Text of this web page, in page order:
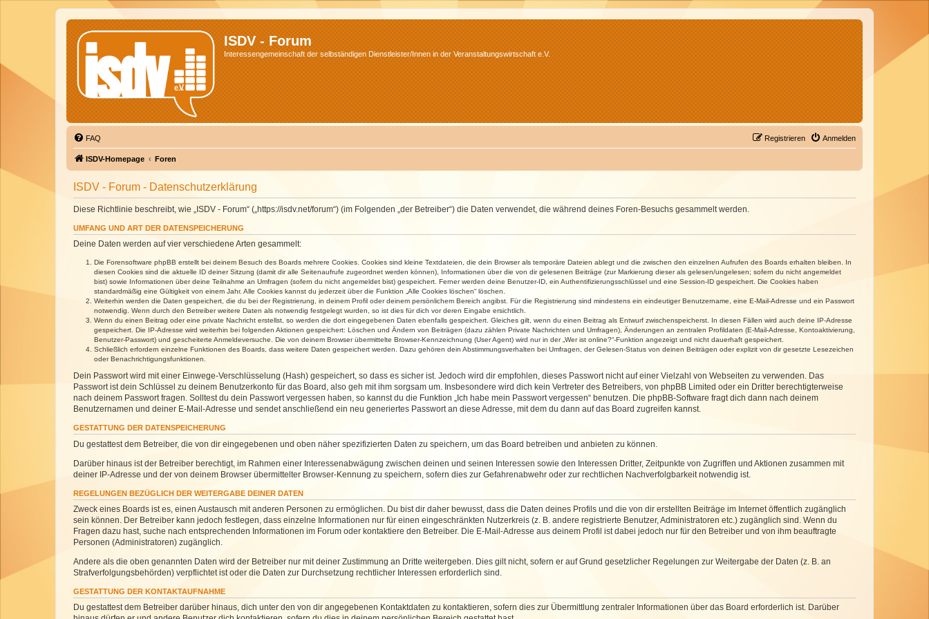
ISDV - Forum
Interessengemeinschaft der selbständigen Dienstleister/Innen in der Veranstaltungswirtschaft e.V.
FAQ Anmelden
Registrieren
ISDV-Homepage Foren
ISDV - Forum - Datenschutzerklärung
Diese Richtlinie beschreibt, wie „ISDV - Forum“ („https://isdv.net/forum“) (im Folgenden „der Betreiber“) die Daten verwendet, die während deines Foren-Besuchs gesammelt werden.
UMFANG UND ART DER DATENSPEICHERUNG
Deine Daten werden auf vier verschiedene Arten gesammelt:
Die Forensoftware phpBB erstellt bei deinem Besuch des Boards mehrere Cookies. Cookies sind kleine Textdateien, die dein Browser als temporäre Dateien ablegt und die zwischen den einzelnen Aufrufen des Boards erhalten bleiben. In
diesen Cookies sind die aktuelle ID deiner Sitzung (damit dir alle Seitenaufrufe zugeordnet werden können), Informationen über die von dir gelesenen Beiträge (zur Markierung dieser als gelesen/ungelesen; sofern du nicht angemeldet
bist) sowie Informationen über deine Teilnahme an Umfragen (sofern du nicht angemeldet bist) gespeichert. Ferner werden deine Benutzer-ID, ein Authentifizierungsschlüssel und eine Session-ID gespeichert. Die Cookies haben
standardmäßig eine Gültigkeit von einem Jahr. Alle Cookies kannst du jederzeit über die Funktion „Alle Cookies löschen“ löschen.
Weiterhin werden die Daten gespeichert, die du bei der Registrierung, in deinem Profil oder deinem persönlichem Bereich angibst. Für die Registrierung sind mindestens ein eindeutiger Benutzername, eine E-Mail-Adresse und ein Passwort
notwendig. Wenn durch den Betreiber weitere Daten als notwendig festgelegt wurden, so ist dies für dich vor deren Eingabe ersichtlich.
Wenn du einen Beitrag oder eine private Nachricht erstellst, so werden die dort eingegebenen Daten ebenfalls gespeichert. Gleiches gilt, wenn du einen Beitrag als Entwurf zwischenspeicherst. In diesen Fällen wird auch deine IP-Adresse
gespeichert. Die IP-Adresse wird weiterhin bei folgenden Aktionen gespeichert: Löschen und Ändern von Beiträgen (dazu zählen Private Nachrichten und Umfragen), Änderungen an zentralen Profildaten (E-Mail-Adresse, Kontoaktivierung,
Benutzer-Passwort) und gescheiterte Anmeldeversuche. Die von deinem Browser übermittelte Browser-Kennzeichnung (User Agent) wird nur in der „Wer ist online?“-Funktion angezeigt und nicht dauerhaft gespeichert.
Schließlich erfordern einzelne Funktionen des Boards, dass weitere Daten gespeichert werden. Dazu gehören dein Abstimmungsverhalten bei Umfragen, der Gelesen-Status von deinen Beiträgen oder explizit von dir gesetzte Lesezeichen
oder Benachrichtigungsfunktionen.
Dein Passwort wird mit einer Einwege-Verschlüsselung (Hash) gespeichert, so dass es sicher ist. Jedoch wird dir empfohlen, dieses Passwort nicht auf einer Vielzahl von Webseiten zu verwenden. Das
Passwort ist dein Schlüssel zu deinem Benutzerkonto für das Board, also geh mit ihm sorgsam um. Insbesondere wird dich kein Vertreter des Betreibers, von phpBB Limited oder ein Dritter berechtigterweise
nach deinem Passwort fragen. Solltest du dein Passwort vergessen haben, so kannst du die Funktion „Ich habe mein Passwort vergessen“ benutzen. Die phpBB-Software fragt dich dann nach deinem
Benutzernamen und deiner E-Mail-Adresse und sendet anschließend ein neu generiertes Passwort an diese Adresse, mit dem du dann auf das Board zugreifen kannst.
GESTATTUNG DER DATENSPEICHERUNG
Du gestattest dem Betreiber, die von dir eingegebenen und oben näher spezifizierten Daten zu speichern, um das Board betreiben und anbieten zu können.
Darüber hinaus ist der Betreiber berechtigt, im Rahmen einer Interessenabwägung zwischen deinen und seinen Interessen sowie den Interessen Dritter, Zeitpunkte von Zugriffen und Aktionen zusammen mit
deiner IP-Adresse und der von deinem Browser übermittelter Browser-Kennung zu speichern, sofern dies zur Gefahrenabwehr oder zur rechtlichen Nachverfolgbarkeit notwendig ist.
REGELUNGEN BEZÜGLICH DER WEITERGABE DEINER DATEN
Zweck eines Boards ist es, einen Austausch mit anderen Personen zu ermöglichen. Du bist dir daher bewusst, dass die Daten deines Profils und die von dir erstellten Beiträge im Internet öffentlich zugänglich
sein können. Der Betreiber kann jedoch festlegen, dass einzelne Informationen nur für einen eingeschränkten Nutzerkreis (z. B. andere registrierte Benutzer, Administratoren etc.) zugänglich sind. Wenn du
Fragen dazu hast, suche nach entsprechenden Informationen im Forum oder kontaktiere den Betreiber. Die E-Mail-Adresse aus deinem Profil ist dabei jedoch nur für den Betreiber und von ihm beauftragte
Personen (Administratoren) zugänglich.
Andere als die oben genannten Daten wird der Betreiber nur mit deiner Zustimmung an Dritte weitergeben. Dies gilt nicht, sofern er auf Grund gesetzlicher Regelungen zur Weitergabe der Daten (z. B. an
Strafverfolgungsbehörden) verpflichtet ist oder die Daten zur Durchsetzung rechtlicher Interessen erforderlich sind.
GESTATTUNG DER KONTAKTAUFNAHME
Du gestattest dem Betreiber darüber hinaus, dich unter den von dir angegebenen Kontaktdaten zu kontaktieren, sofern dies zur Übermittlung zentraler Informationen über das Board erforderlich ist. Darüber